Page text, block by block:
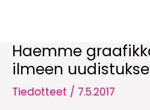
Haemme
ilmeen
Tiedotteet / 7.5.2017